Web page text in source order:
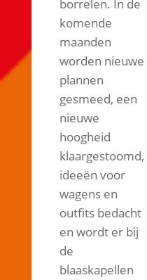
borrelen. In de
komende
maanden
worden nieuwe
plannen
gesmeed, een
nieuwe
hoogheid
klaargestoomd,
ideeën voor
wagens en
outfits bedacht
en wordt er bij
de
blaaskapellen